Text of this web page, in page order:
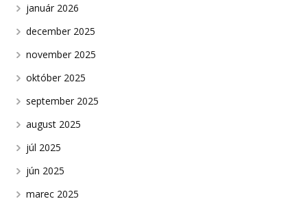
január 2026
december 2025
november 2025
október 2025
september 2025
august 2025
júl 2025
jún 2025
marec 2025